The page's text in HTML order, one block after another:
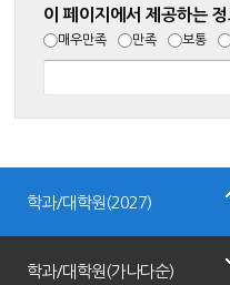
이 페이지에서 제공하는
매우만족 만족 보통
학과/대학원(2027)
학과/대학원(가나다순)